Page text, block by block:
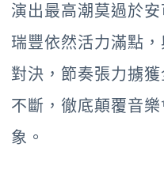
演出最高潮莫過於
瑞豐依然活力滿點，
對決，節奏張力擄
不斷，徹底顛覆音
象。